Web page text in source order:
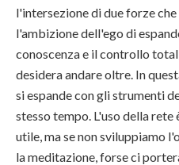
l'intersezione di due forze
l'ambizione dell'ego di
conoscenza e il controllo
desidera andare oltre. In
si espande con gli strumenti
stesso tempo. L'uso della
utile, ma se non sviluppiamo
la meditazione, forse ci